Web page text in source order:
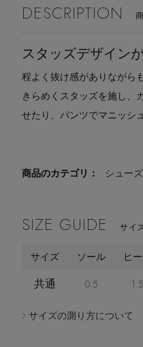
DESCRIPTION
スタッズデザイン
程よく抜け感がありながら
きらめくスタッズを施し、
せたり、パンツでマニッシ
商品のカテゴリ： シューズ
SIZE GUIDE サイ
サイズ ソール ヒ
共通 0.5 1.5
サイズの測り方について